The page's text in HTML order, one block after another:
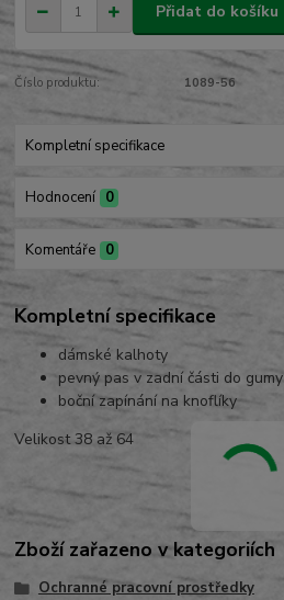
Přidat do košíku
Číslo produktu: 1089-56
Kompletní specifikace
Hodnocení 0
Komentáře 0
Kompletní specifikace
dámské kalhoty
pevný pas v zadní části do gumy
boční zapínání na knoflíky
Velikost 38 až 64
Zboží zařazeno v kategoriích
Ochranné pracovní prostředky